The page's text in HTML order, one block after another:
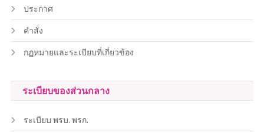
ประกาศ
คำสั่ง
กฏหมายและระเบียบที่เกี่ยวข้อง
ระเบียบของส่วนกลาง
ระเบียบ พรบ. พรก.